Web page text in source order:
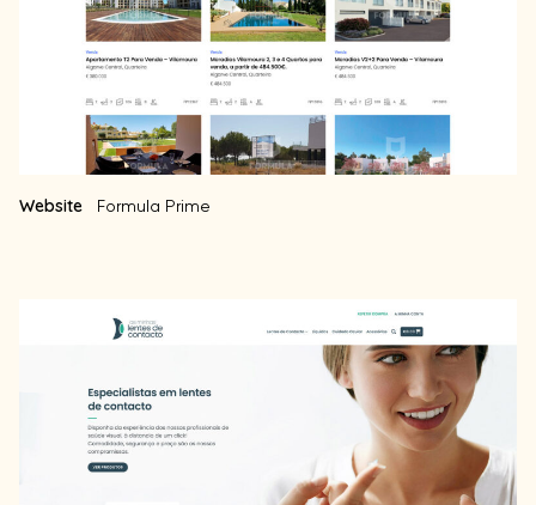
Website Formula Prime